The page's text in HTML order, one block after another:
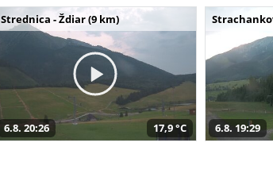
Strednica - Ždiar (9 km)
6.8. 20:26 17,9 °C 6.8. 19:29